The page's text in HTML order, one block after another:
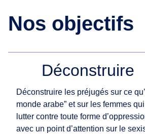
Nos objectifs
Déconstruire
Déconstruire les préjugés sur ce
monde arabe” et sur les femmes
lutter contre toute forme
avec un point d’attention sur le